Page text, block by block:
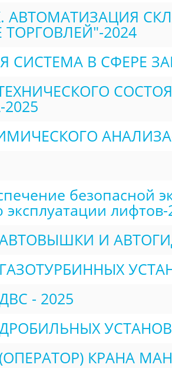
2024
СИСТЕМА В СФЕРЕ
безопасной
лифтов-
И
- 2025
КРАНА